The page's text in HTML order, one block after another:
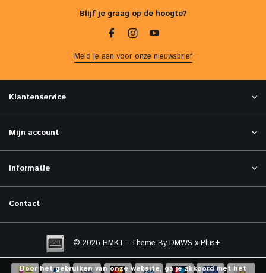
Blijf je graag op de hoogte?
Meld je aan voor onze nieuwsbrief
Klantenservice
Mijn account
Informatie
Contact
© 2026 HMKT - Theme By DMWS x Plus+
Door het gebruiken van onze website, ga je akkoord met het